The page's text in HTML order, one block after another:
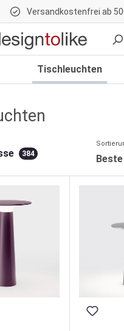
Versandkostenfrei ab
Tischleuchten
384